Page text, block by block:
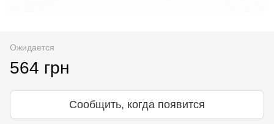
Ожидается
564 грн
Сообщить, когда появится